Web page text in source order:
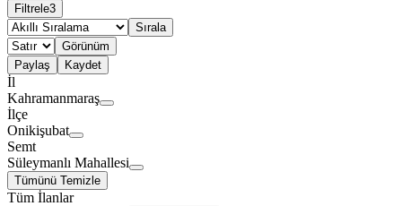
Filtrele3
Sırala
Görünüm
Paylaş
Kaydet
İl
Kahramanmaraş
İlçe
Onikişubat
Semt
Süleymanlı Mahallesi
Tümünü Temizle
Tüm İlanlar